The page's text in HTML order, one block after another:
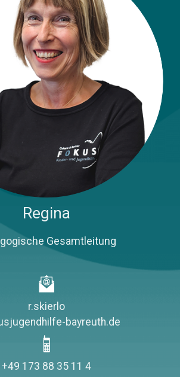
Regina
Gesamtleitung
r.skierlo
bayreuth.de
+49 173 88 35 11 4